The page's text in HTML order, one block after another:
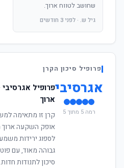
שחושב לטווח ארוך.
גיל ש. · לפני 3 חודשים
פרופיל סיכון הקרן
אגרסיבי
רמה 5 מתוך 5
פרופיל
ארוך
קרן זו מתאימה
לספוג ירידות
גבוהה מאוד, עם
סיכון לתנודות חדות.